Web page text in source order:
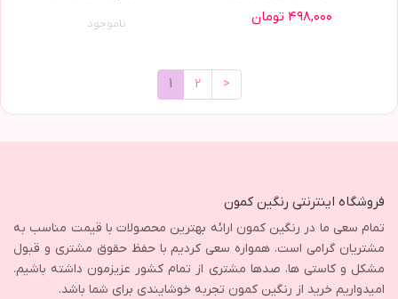
۴۹۸,۰۰۰ تومان ناموجود
1 2 >
فروشگاه اینترنتی رنگین کمون
تمام سعی ما در رنگین کمون ارائه بهترین محصولات با قیمت مناسب به
مشتریان گرامی است. همواره سعی کردیم با حفظ حقوق مشتری و قبول
مشکل و کاستی ها، صدها مشتری از تمام کشور عزیزمون داشته باشیم.
امیدواریم خرید از رنگین کمون تجربه خوشایندی برای شما باشد.